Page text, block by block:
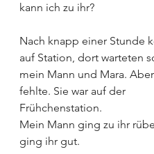
kann ich zu ihr?
Nach knapp einer Stunde
auf Station, dort warteten
mein Mann und Mara.
fehlte. Sie war auf der
Frühchenstation.
Mein Mann ging zu ihr
ging ihr gut.